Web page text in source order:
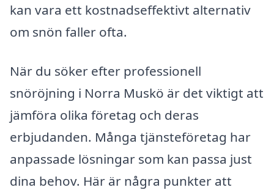
kan vara ett kostnadseffektivt alternativ
om snön faller ofta.
När du söker efter professionell
snöröjning i Norra Muskö är det viktigt att
jämföra olika företag och deras
erbjudanden. Många tjänsteföretag har
anpassade lösningar som kan passa just
dina behov. Här är några punkter att